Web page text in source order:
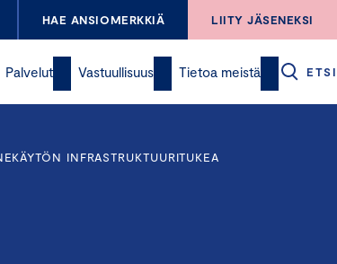
HAE ANSIOMERKKIÄ LIITY JÄSENEKSI
Palvelut Vastuullisuus Tietoa meistä ETSI
INFRASTRUKTUURITUKEA